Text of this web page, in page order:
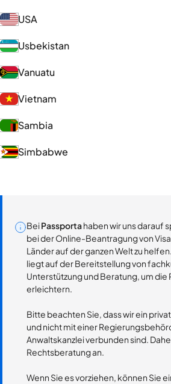
USA
Usbekistan
Vanuatu
Vietnam
Sambia
Simbabwe
BeiPassportahaben wir uns darauf
bei der Online-Beantragung von
Länder auf der ganzen Welt zu
liegt auf der Bereitstellung von
Unterstützung und Beratung, um die
erleichtern.
Bitte beachten Sie, dass wir ein
und nicht mit einer
Anwaltskanzlei verbunden sind.
Rechtsberatung an.
Wenn Sie es vorziehen, können Sie